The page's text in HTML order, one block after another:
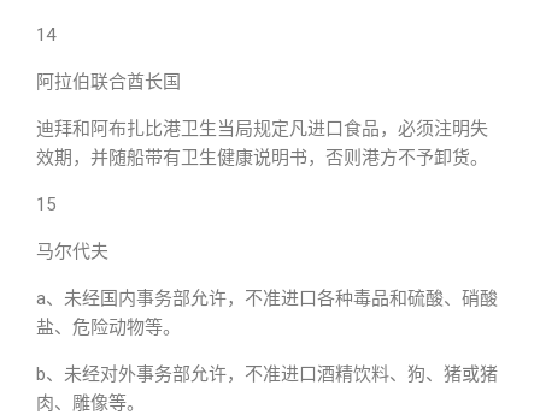
14
阿拉伯联合酋长国
迪拜和阿布扎比港卫生当局规定凡进口食品，必须注明失
效期，并随船带有卫生健康说明书，否则港方不予卸货。
15
马尔代夫
a、未经国内事务部允许，不准进口各种毒品和硫酸、硝酸
盐、危险动物等。
b、未经对外事务部允许，不准进口酒精饮料、狗、猪或猪
肉、雕像等。